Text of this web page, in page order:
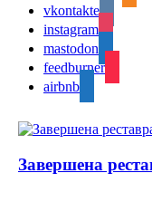
vkontakte
instagram
mastodon
feedburner
airbnb
Завершена